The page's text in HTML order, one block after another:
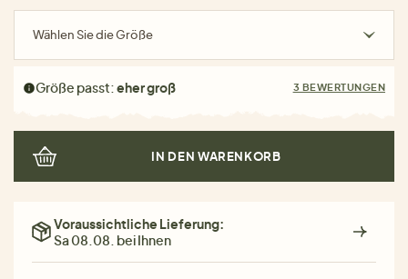
Wählen Sie die Größe
Größe passt:eher groß 3 BEWERTUNGEN
IN DEN WARENKORB
Voraussichtliche Lieferung:
Sa 08.08. bei Ihnen